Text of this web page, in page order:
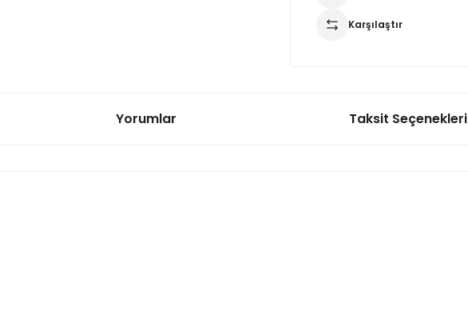
Karşılaştır
Yorumlar Taksit Seçenekleri